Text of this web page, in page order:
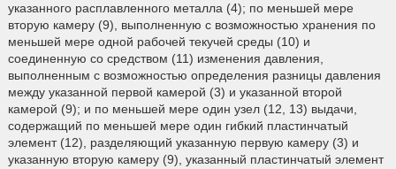
указанного расплавленного металла (4); по меньшей мере
вторую камеру (9), выполненную с возможностью хранения по
меньшей мере одной рабочей текучей среды (10) и
соединенную со средством (11) изменения давления,
выполненным с возможностью определения разницы давления
между указанной первой камерой (3) и указанной второй
камерой (9); и по меньшей мере один узел (12, 13) выдачи,
содержащий по меньшей мере один гибкий пластинчатый
элемент (12), разделяющий указанную первую камеру (3) и
указанную вторую камеру (9), указанный пластинчатый элемент